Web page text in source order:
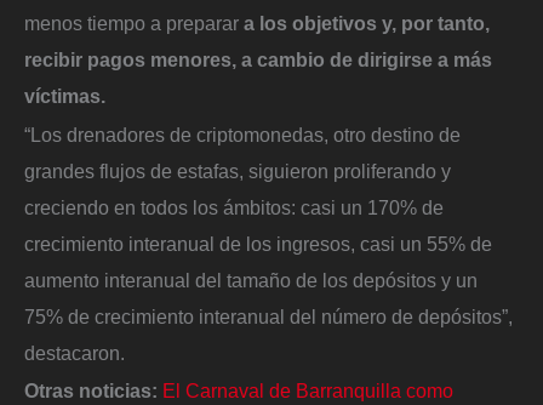
menos tiempo a preparar a los objetivos y, por tanto,
recibir pagos menores, a cambio de dirigirse a más
víctimas.
“Los drenadores de criptomonedas, otro destino de
grandes flujos de estafas, siguieron proliferando y
creciendo en todos los ámbitos: casi un 170% de
crecimiento interanual de los ingresos, casi un 55% de
aumento interanual del tamaño de los depósitos y un
75% de crecimiento interanual del número de depósitos”,
destacaron.
Otras noticias: El Carnaval de Barranquilla como